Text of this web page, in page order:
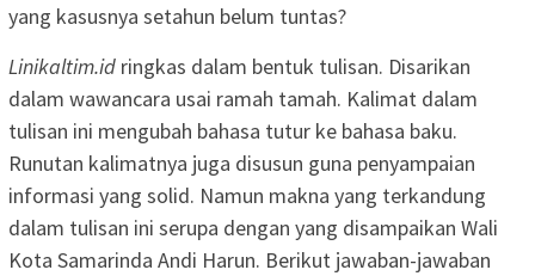
yang kasusnya setahun belum tuntas?
Linikaltim.id ringkas dalam bentuk tulisan. Disarikan
dalam wawancara usai ramah tamah. Kalimat dalam
tulisan ini mengubah bahasa tutur ke bahasa baku.
Runutan kalimatnya juga disusun guna penyampaian
informasi yang solid. Namun makna yang terkandung
dalam tulisan ini serupa dengan yang disampaikan Wali
Kota Samarinda Andi Harun. Berikut jawaban-jawaban